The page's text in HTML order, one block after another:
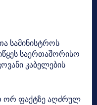
სამინისტროს
საერთაშორისო
კაბელების
ორ ფაქტზე აღძრულ